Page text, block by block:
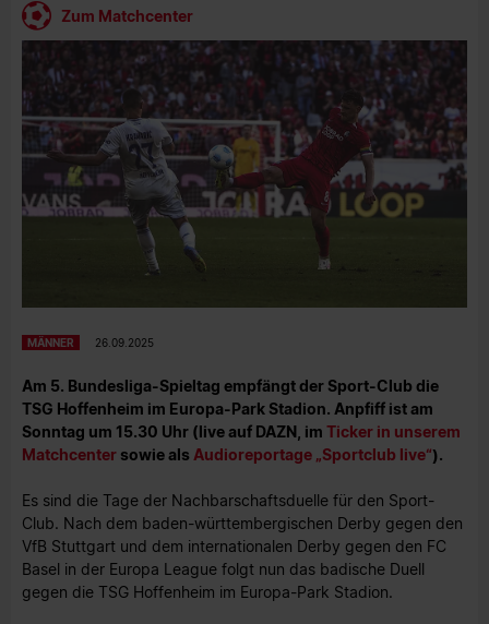
Zum Matchcenter
MÄNNER 26.09.2025
Am 5. Bundesliga-Spieltag empfängt der Sport-Club die
TSG Hoffenheim im Europa-Park Stadion. Anpfiff ist am
Sonntag um 15.30 Uhr (live auf DAZN, im Ticker in unserem
Matchcenter sowie als Audioreportage „Sportclub live“).
Es sind die Tage der Nachbarschaftsduelle für den Sport-
Club. Nach dem baden-württembergischen Derby gegen den
VfB Stuttgart und dem internationalen Derby gegen den FC
Basel in der Europa League folgt nun das badische Duell
gegen die TSG Hoffenheim im Europa-Park Stadion.